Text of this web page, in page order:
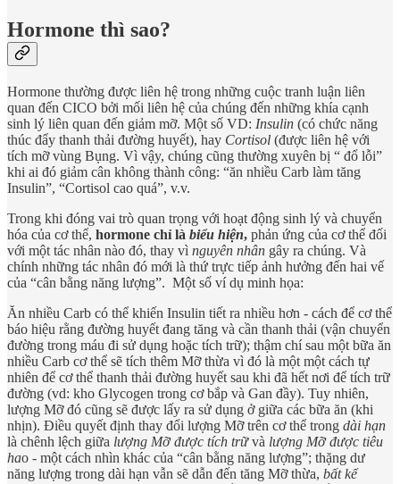
Hormone thì sao?
Hormone thường được liên hệ trong những cuộc tranh luận liên
quan đến CICO bởi mối liên hệ của chúng đến những khía cạnh
sinh lý liên quan đến giảm mỡ. Một số VD: Insulin (có chức năng
thúc đẩy thanh thải đường huyết), hay Cortisol (được liên hệ với
tích mỡ vùng Bụng. Vì vậy, chúng cũng thường xuyên bị “ đổ lỗi”
khi ai đó giảm cân không thành công: “ăn nhiều Carb làm tăng
Insulin”, “Cortisol cao quá”, v.v.
Trong khi đóng vai trò quan trọng với hoạt động sinh lý và chuyển
hóa của cơ thể, hormone chỉ là biểu hiện, phản ứng của cơ thể đối
với một tác nhân nào đó, thay vì nguyên nhân gây ra chúng. Và
chính những tác nhân đó mới là thứ trực tiếp ảnh hưởng đến hai vế
của “cân bằng năng lượng”. Một số ví dụ minh họa:
Ăn nhiều Carb có thể khiến Insulin tiết ra nhiều hơn - cách để cơ thể
báo hiệu rằng đường huyết đang tăng và cần thanh thải (vận chuyển
đường trong máu đi sử dụng hoặc tích trữ); thậm chí sau một bữa ăn
nhiều Carb cơ thể sẽ tích thêm Mỡ thừa vì đó là một một cách tự
nhiên để cơ thể thanh thải đường huyết sau khi đã hết nơi để tích trữ
đường (vd: kho Glycogen trong cơ bắp và Gan đầy). Tuy nhiên,
lượng Mỡ đó cũng sẽ được lấy ra sử dụng ở giữa các bữa ăn (khi
nhịn). Điều quyết định thay đổi lượng Mỡ trên cơ thể trong dài hạn
là chênh lệch giữa lượng Mỡ được tích trữvà lượng Mỡ được tiêu
hao - một cách nhìn khác của “cân bằng năng lượng”; thặng dư
năng lượng trong dài hạn vẫn sẽ dẫn đến tăng Mỡ thừa, bất kể